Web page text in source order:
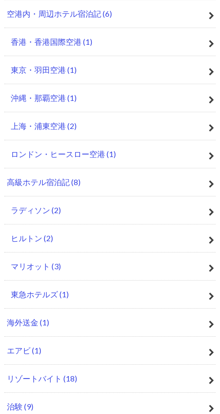
空港内・周辺ホテル宿泊記(6)
香港・香港国際空港 (1)
東京・羽田空港 (1)
沖縄・那覇空港 (1)
上海・浦東空港 (2)
ロンドン・ヒースロー空港 (1)
高級ホテル宿泊記(8)
ラディソン (2)
ヒルトン (2)
マリオット (3)
東急ホテルズ(1)
海外送金 (1)
エアビ(1)
リゾートバイト (18)
治験 (9)